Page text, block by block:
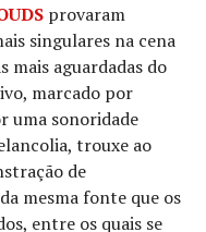
provaram
singulares na cena
mais aguardadas do
marcado por
uma sonoridade
trouxe ao
de
mesma fonte que os
entre os quais se